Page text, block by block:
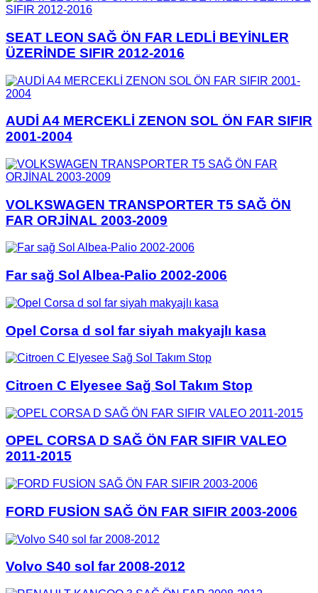
SEAT LEON SAĞ ÖN FAR LEDLİ BEYİNLER
ÜZERİNDE SIFIR 2012-2016
AUDİ A4 MERCEKLİ ZENON SOL ÖN FAR SIFIR
2001-2004
VOLKSWAGEN TRANSPORTER T5 SAĞ ÖN
FAR ORJİNAL 2003-2009
Far sağ Sol Albea-Palio 2002-2006
Opel Corsa d sol far siyah makyajlı kasa
Citroen C Elyesee Sağ Sol Takım Stop
OPEL CORSA D SAĞ ÖN FAR SIFIR VALEO
2011-2015
FORD FUSİON SAĞ ÖN FAR SIFIR 2003-2006
Volvo S40 sol far 2008-2012